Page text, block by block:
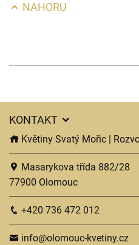
NAHORU
KONTAKT
Květiny Svatý Mořic |
Masarykova třída 882/28
77900 Olomouc
+420 736 472 012
info@olomouc-kvetiny.cz